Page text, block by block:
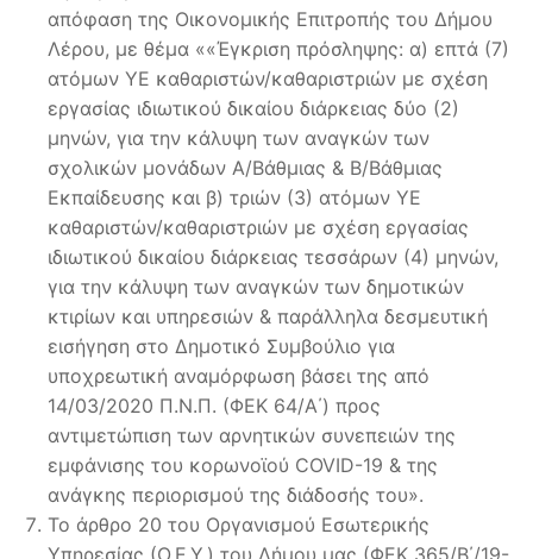
απόφαση της Οικονομικής Επιτροπής του Δήμου
Λέρου, με θέμα ««Έγκριση πρόσληψης: α) επτά (7)
ατόμων ΥΕ καθαριστών/καθαριστριών με σχέση
εργασίας ιδιωτικού δικαίου διάρκειας δύο (2)
μηνών, για την κάλυψη των αναγκών των
σχολικών μονάδων Α/Βάθμιας & Β/Βάθμιας
Εκπαίδευσης και β) τριών (3) ατόμων ΥΕ
καθαριστών/καθαριστριών με σχέση εργασίας
ιδιωτικού δικαίου διάρκειας τεσσάρων (4) μηνών,
για την κάλυψη των αναγκών των δημοτικών
κτιρίων και υπηρεσιών & παράλληλα δεσμευτική
εισήγηση στο Δημοτικό Συμβούλιο για
υποχρεωτική αναμόρφωση βάσει της από
14/03/2020 Π.Ν.Π. (ΦΕΚ 64/Α΄) προς
αντιμετώπιση των αρνητικών συνεπειών της
εμφάνισης του κορωνοϊού COVID-19 & της
ανάγκης περιορισμού της διάδοσής του».
Το άρθρο 20 του Οργανισμού Εσωτερικής
Υπηρεσίας (Ο.Ε.Υ.) του Δήμου μας (ΦΕΚ 365/Β΄/19-